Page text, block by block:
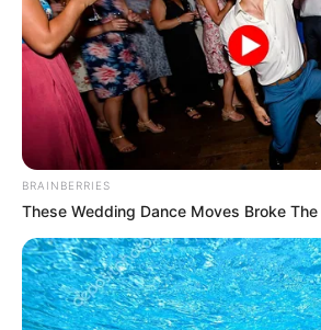
BRAINBERRIES
These Wedding Dance Moves Broke